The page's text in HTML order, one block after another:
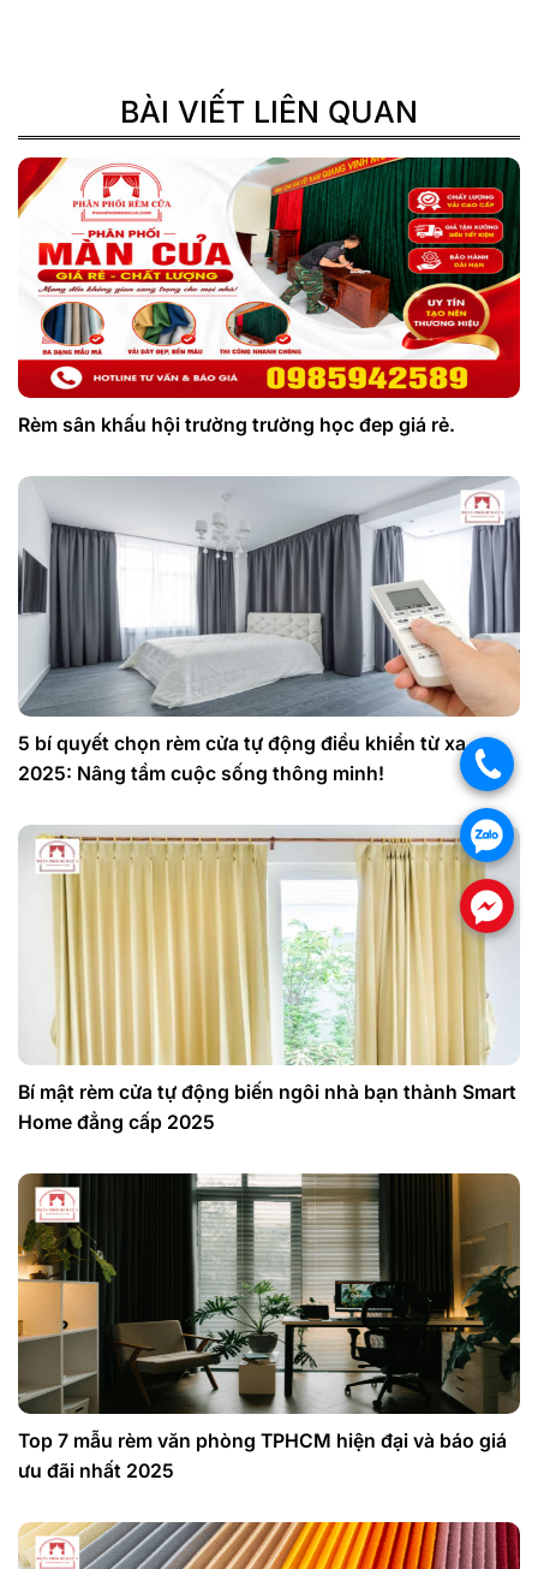
BÀI VIẾT LIÊN QUAN
Rèm sân khấu hội trường trường học đep giá rẻ.
5 bí quyết chọn rèm cửa tự động điều khiển từ xa
2025: Nâng tầm cuộc sống thông minh!
Bí mật rèm cửa tự động biến ngôi nhà bạn thành Smart
Home đẳng cấp 2025
Top 7 mẫu rèm văn phòng TPHCM hiện đại và báo giá
ưu đãi nhất 2025
.
.
.